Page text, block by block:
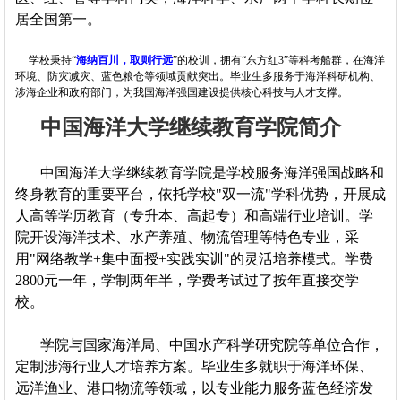
居全国第一。
学校秉持“海纳百川，取则行远”的校训，拥有“东方红3”等科考船群，在海洋
环境、防灾减灾、蓝色粮仓等领域贡献突出。毕业生多服务于海洋科研机构、
涉海企业和政府部门，为我国海洋强国建设提供核心科技与人才支撑。
中国海洋大学继续教育学院简介
中国海洋大学继续教育学院是学校服务海洋强国战略和
终身教育的重要平台，依托学校"双一流"学科优势，开展成
人高等学历教育（专升本、高起专）和高端行业培训。学
院开设海洋技术、水产养殖、物流管理等特色专业，采
用"网络教学+集中面授+实践实训"的灵活培养模式。学费
2800元一年，学制两年半，学费考试过了按年直接交学
校。
学院与国家海洋局、中国水产科学研究院等单位合作，
定制涉海行业人才培养方案。毕业生多就职于海洋环保、
远洋渔业、港口物流等领域，以专业能力服务蓝色经济发